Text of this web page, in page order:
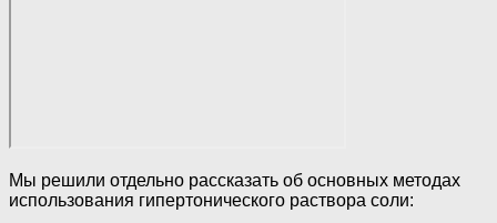
Мы решили отдельно рассказать об основных методах
использования гипертонического раствора соли: